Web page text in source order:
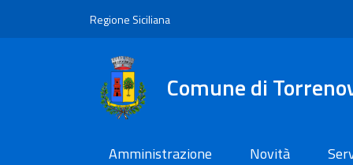
Regione Siciliana
Comune di
Amministrazione Novità